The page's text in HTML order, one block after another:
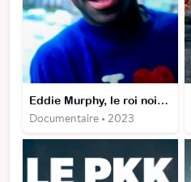
Eddie Murphy, le roi noir d'Hollywood
Documentaire • 2023